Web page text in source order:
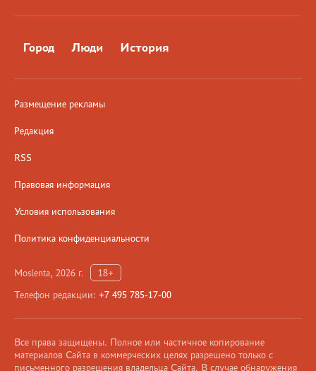
Город Люди История
Размещение рекламы
Редакция
RSS
Правовая информация
Условия использования
Политика конфиденциальности
Moslenta, 2026 г.
18+
Телефон редакции: +7 495 785-17-00
Все права защищены. Полное или частичное копирование
материалов Сайта в коммерческих целях разрешено только с
письменного разрешения владельца Сайта. В случае обнаружения